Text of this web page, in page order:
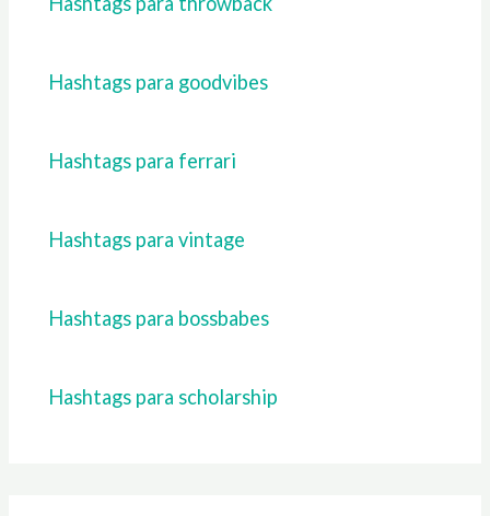
Hashtags para goodvibes
Hashtags para ferrari
Hashtags para vintage
Hashtags para bossbabes
Hashtags para scholarship